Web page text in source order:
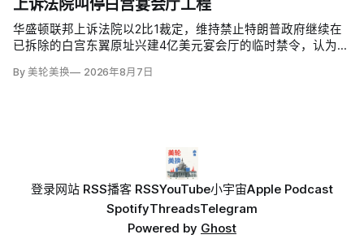
上诉法院叫停白宫宴会厅工程
华盛顿联邦上诉法院以2比1裁定，维持禁止特朗普政府继续在
已拆除的白宫东翼原址兴建4亿美元宴会厅的临时禁令，认为该
保护信托去年起诉称，政府未获国会许可便拆除东翼并开建约9
By 美轮美换 2026年8月7日
登录网站 RSS播客 RSSYouTube小宇宙Apple Podcast
SpotifyThreadsTelegram
Powered by Ghost